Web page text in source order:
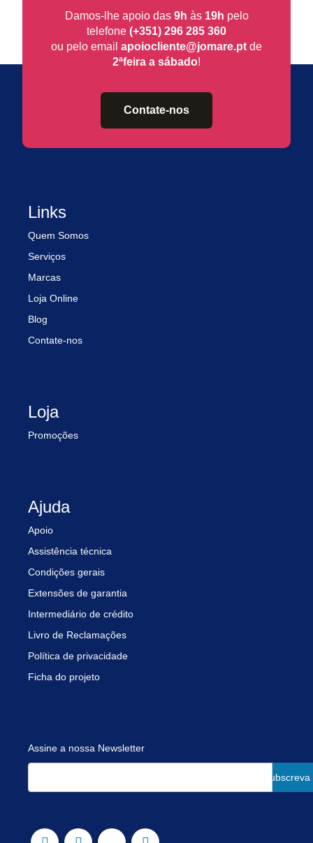
Damos-lhe apoio das 9h às 19h pelo
telefone (+351) 296 285 360
ou pelo email apoiocliente@jomare.pt de
2ªfeira a sábado!
Contate-nos
Links
Quem Somos
Serviços
Marcas
Loja Online
Blog
Contate-nos
Loja
Promoções
Ajuda
Apoio
Assistência técnica
Condições gerais
Extensões de garantia
Intermediário de crédito
Livro de Reclamações
Política de privacidade
Ficha do projeto
Assine a nossa Newsletter
Subscreva